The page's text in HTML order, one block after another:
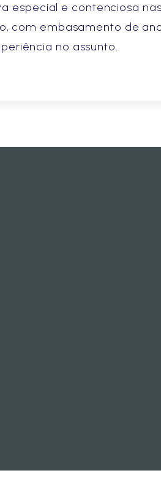
especial e contenciosa
com embasamento de
no assunto.